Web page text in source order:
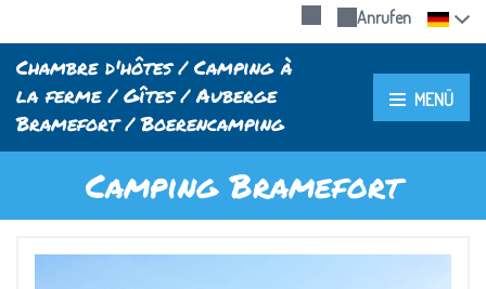
Anrufen
Chambre d'hôtes / Camping à
la ferme / Gîtes / Auberge
Bramefort / Boerencamping
MENÜ
Camping Bramefort